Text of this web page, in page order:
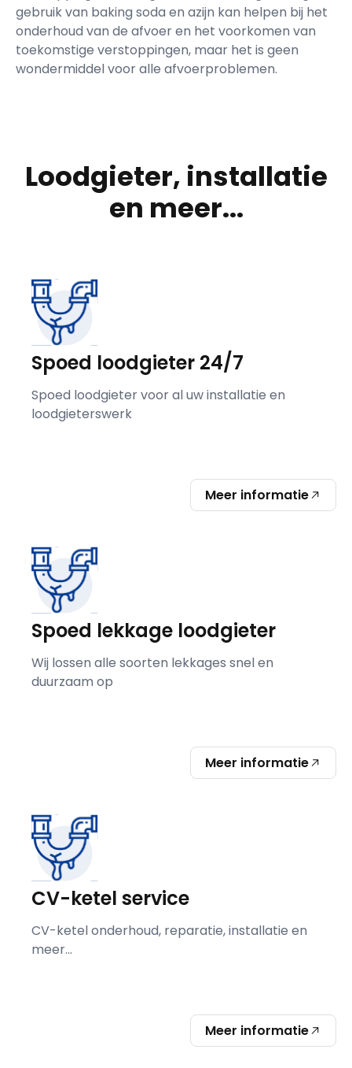
gebruik van baking soda en azijn kan helpen bij het
onderhoud van de afvoer en het voorkomen van
toekomstige verstoppingen, maar het is geen
wondermiddel voor alle afvoerproblemen.
Loodgieter, installatie
en meer...
Spoed loodgieter 24/7
Spoed loodgieter voor al uw installatie en
loodgieterswerk
Meer informatie
Spoed lekkage loodgieter
Wij lossen alle soorten lekkages snel en
duurzaam op
Meer informatie
CV-ketel service
CV-ketel onderhoud, reparatie, installatie en
meer...
Meer informatie